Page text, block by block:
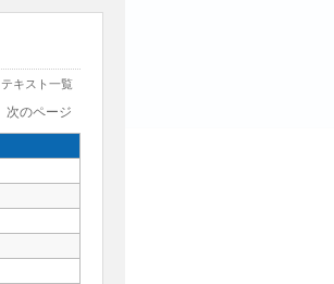
テキスト一覧
次のページ